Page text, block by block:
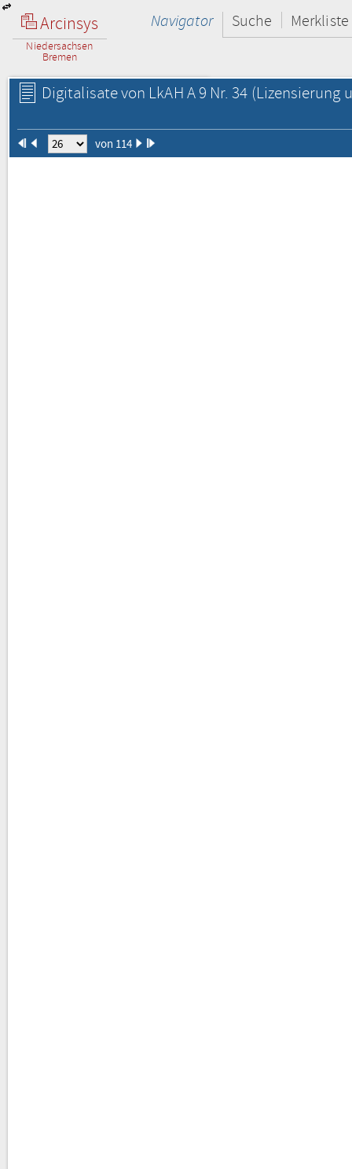
Arcinsys
Niedersachsen
Bremen
Navigator Suche Merkliste
Digitalisate von LkAH A 9 Nr. 34 (Lizensierung
von 114